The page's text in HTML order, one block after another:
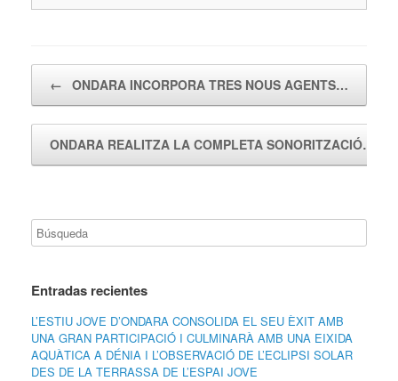
← ONDARA INCORPORA TRES NOUS AGENTS…
ONDARA REALITZA LA COMPLETA SONORITZACIÓ…
Entradas recientes
L’ESTIU JOVE D’ONDARA CONSOLIDA EL SEU ÈXIT AMB
UNA GRAN PARTICIPACIÓ I CULMINARÀ AMB UNA EIXIDA
AQUÀTICA A DÉNIA I L’OBSERVACIÓ DE L’ECLIPSI SOLAR
DES DE LA TERRASSA DE L’ESPAI JOVE